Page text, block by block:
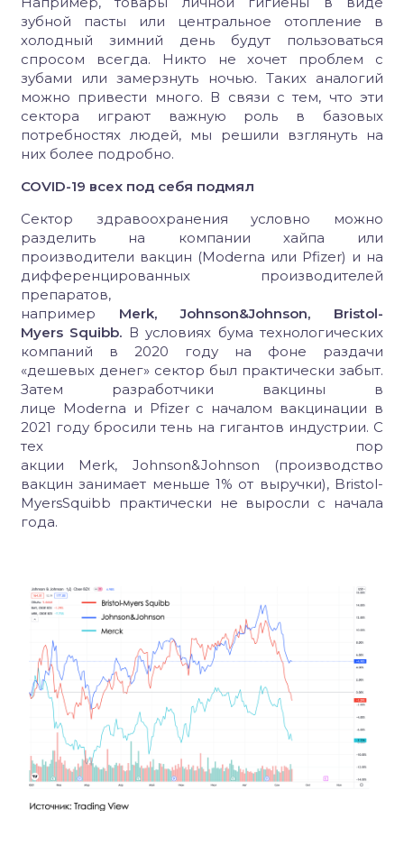
зубной пасты или центральное отопление в
холодный зимний день будут пользоваться
спросом всегда. Никто не хочет проблем с
зубами или замерзнуть ночью. Таких аналогий
можно привести много. В связи с тем, что эти
сектора играют важную роль в базовых
потребностях людей, мы решили взглянуть на
них более подробно.
COVID-19 всех под себя подмял
Сектор здравоохранения условно можно
разделить на компании хайпа или
производители вакцин (Moderna или Pfizer) и на
дифференцированных производителей
препаратов,
например Merk, Johnson&Johnson, Bristol-
Myers Squibb. В условиях бума технологических
компаний в 2020 году на фоне раздачи
«дешевых денег» сектор был практически забыт.
Затем разработчики вакцины в
лице Moderna и Pfizer с началом вакцинации в
2021 году бросили тень на гигантов индустрии. С
тех пор
акции Merk, Johnson&Johnson (производство
вакцин занимает меньше 1% от выручки), Bristol-
MyersSquibb практически не выросли с начала
года.